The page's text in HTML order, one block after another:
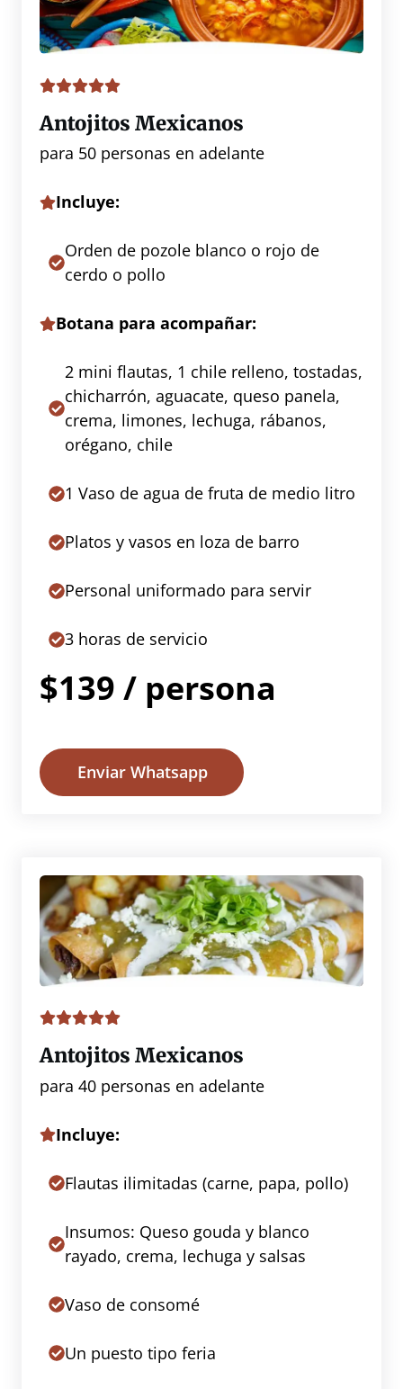
Antojitos Mexicanos
para 50 personas en adelante
Incluye:
Orden de pozole blanco o rojo de
cerdo o pollo
Botana para acompañar:
2 mini flautas, 1 chile relleno, tostadas,
chicharrón, aguacate, queso panela,
crema, limones, lechuga, rábanos,
orégano, chile
1 Vaso de agua de fruta de medio litro
Platos y vasos en loza de barro
Personal uniformado para servir
3 horas de servicio
$139 / persona
Enviar Whatsapp
Antojitos Mexicanos
para 40 personas en adelante
Incluye:
Flautas ilimitadas (carne, papa, pollo)
Insumos: Queso gouda y blanco
rayado, crema, lechuga y salsas
Vaso de consomé
Un puesto tipo feria